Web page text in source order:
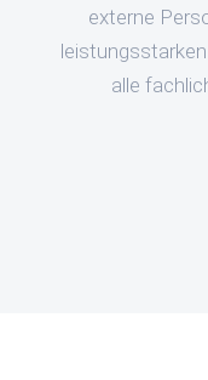
externe
alle